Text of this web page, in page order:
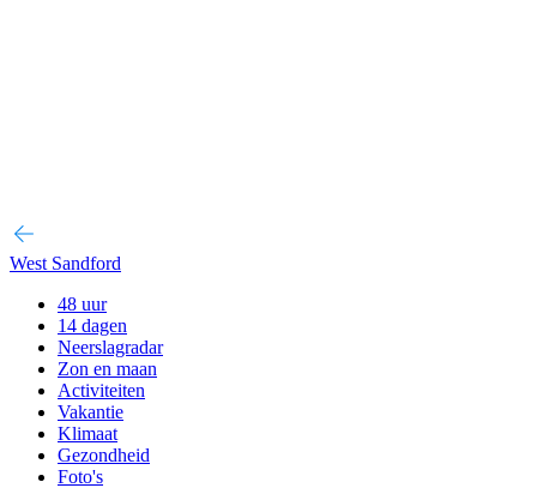
West Sandford
48 uur
14 dagen
Neerslagradar
Zon en maan
Activiteiten
Vakantie
Klimaat
Gezondheid
Foto's